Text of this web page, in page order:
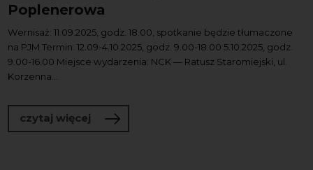
Poplenerowa
Wernisaż: 11.09.2025, godz. 18.00, spotkanie będzie tłumaczone
na PJM Termin: 12.09-4.10.2025, godz. 9.00-18.00 5.10.2025, godz.
9.00-16.00 Miejsce wydarzenia: NCK — Ratusz Staromiejski, ul.
Korzenna...
czytaj więcej o CERAMIKA ALTERNATYWNIE I